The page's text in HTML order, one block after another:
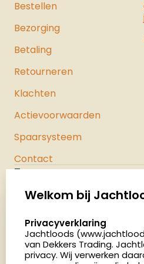
luchtpistolen.
Bestellen
Bezorging
Betaling
Retourneren
Klachten
Actievoorwaarden
Spaarsysteem
Contact
Palenrij 1
Nederland
4.8
Welkom bij
select language
Privacyverklaring
Jachtloods
van Dekkers Trading.
privacy. Wij verwerken